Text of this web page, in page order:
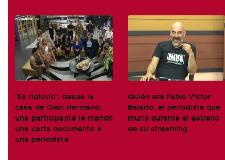
"Es ridículo": desde la
casa de Gran Hermano,
una participante le mandó
una carta documento a
una periodista
Quién era Pablo Víctor
Balario, el periodista que
murió durante el estreno
de su streaming